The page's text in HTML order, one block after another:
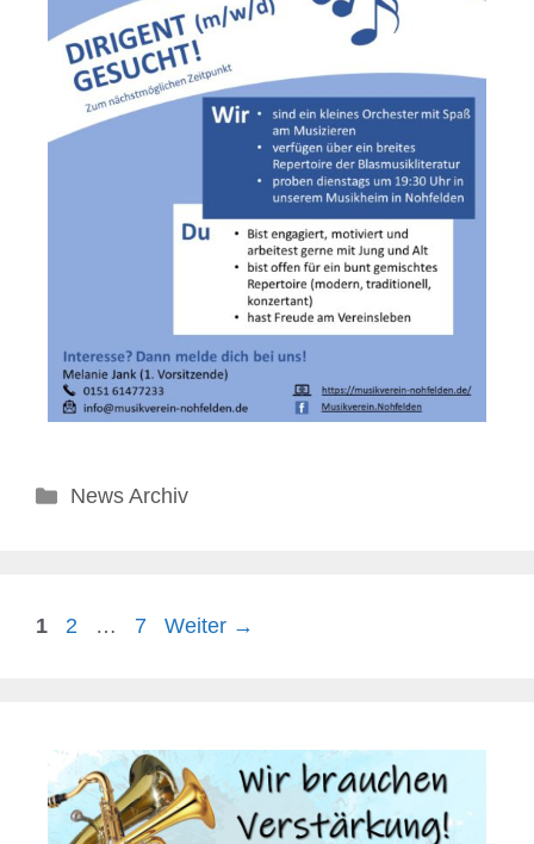
News Archiv
1 2 … 7 Weiter →